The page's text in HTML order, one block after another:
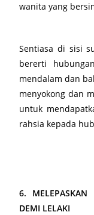
wanita yang
Sentiasa di sisi
bererti
mendalam dan
menyokong dan
untuk
rahsia kepada
6. MELEPASKAN
DEMI LELAKI